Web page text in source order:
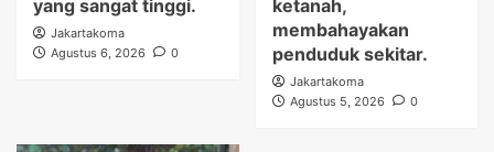
yang sangat tinggi.
Jakartakoma
Agustus 6, 2026
0
ketanah,
membahayakan
penduduk sekitar.
Jakartakoma
Agustus 5, 2026
0